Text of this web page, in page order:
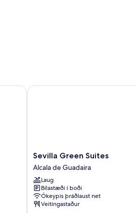
Sevilla
Green
Suites
Alcala
de
Guadaira
Sevilla Green Suites
Alcala de Guadaira
Laug
Bílastæði í boði
Ókeypis þráðlaust net
Veitingastaður
Sevilla Green Suites